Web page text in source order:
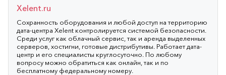
Xelent.ru
Сохранность оборудования и любой доступ на территорию
дата-центра Xelent контролируется системой безопасности.
Среди услуг как облачный сервис, так и аренда выделенных
серверов, хостигни, готовые дистрибутивы. Работает дата-
центр и его специалисты круглосуточно. По любому
вопросу можно обратиться как онлайн, так и по
бесплатному федеральному номеру.